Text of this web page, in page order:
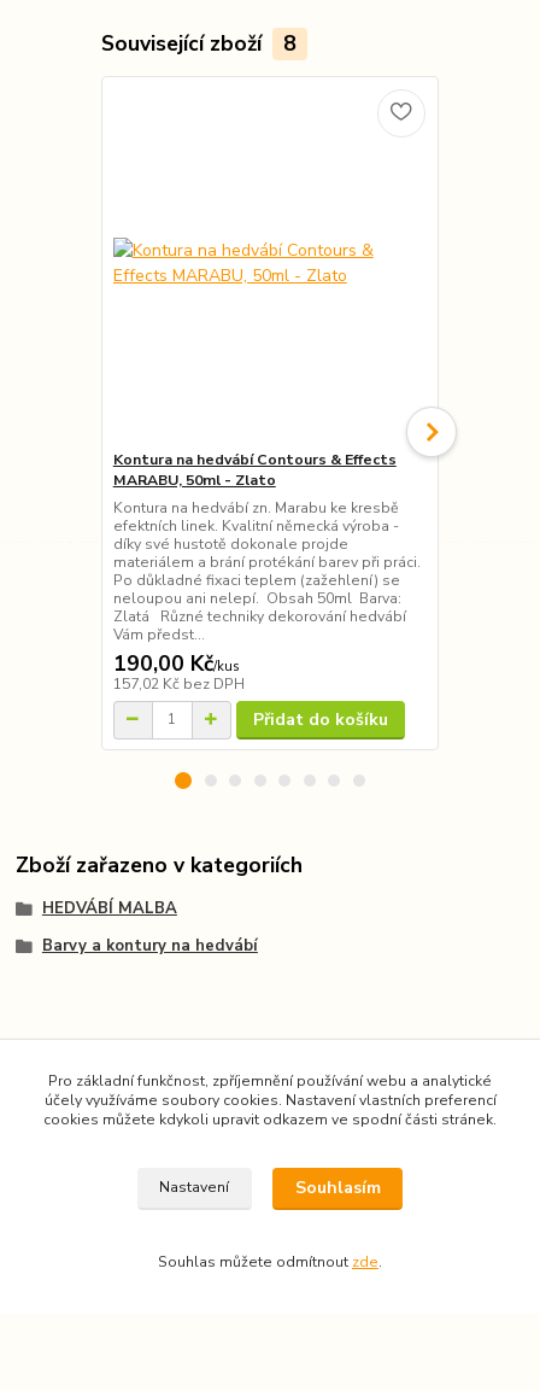
Související zboží 8
Kontura na hedvábí Contours & Effects
MARABU, 50ml - Zlato
Kontura na hedvábí zn. Marabu ke kresbě
efektních linek. Kvalitní německá výroba -
díky své hustotě dokonale projde
materiálem a brání protékání barev při práci.
Po důkladné fixaci teplem (zažehlení) se
neloupou ani nelepí. Obsah 50ml Barva:
Zlatá Různé techniky dekorování hedvábí
Vám předst...
190,00 Kč/kus
157,02 Kč bez DPH
Přidat do košíku
Zboží zařazeno v kategoriích
HEDVÁBÍ MALBA
Barvy a kontury na hedvábí
Pro základní funkčnost, zpříjemnění používání webu a analytické
účely využíváme soubory cookies. Nastavení vlastních preferencí
cookies můžete kdykoli upravit odkazem ve spodní části stránek.
Nastavení Souhlasím
Souhlas můžete odmítnout zde.